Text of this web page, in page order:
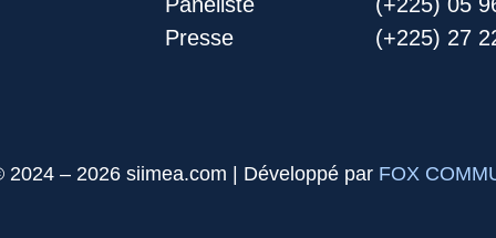
Presse
(+225) 27
2024 – 2026 siimea.com | Développé par FOX